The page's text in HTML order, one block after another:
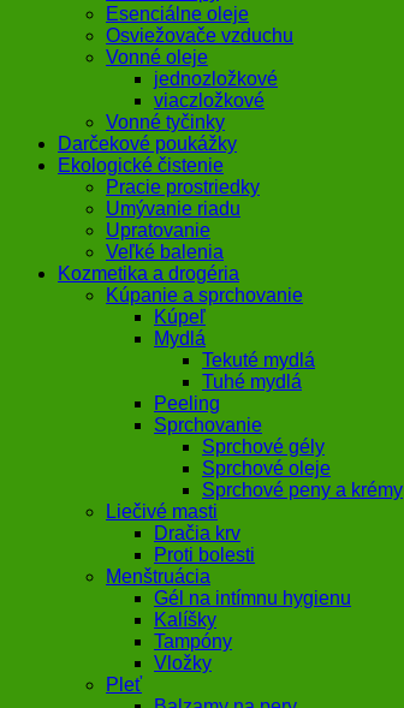
Esenciálne oleje
Osviežovače vzduchu
Vonné oleje
jednozložkové
viaczložkové
Vonné tyčinky
Darčekové poukážky
Ekologické čistenie
Pracie prostriedky
Umývanie riadu
Upratovanie
Veľké balenia
Kozmetika a drogéria
Kúpanie a sprchovanie
Kúpeľ
Mydlá
Tekuté mydlá
Tuhé mydlá
Peeling
Sprchovanie
Sprchové gély
Sprchové oleje
Sprchové peny a krémy
Liečivé masti
Dračia krv
Proti bolesti
Menštruácia
Gél na intímnu hygienu
Kalíšky
Tampóny
Vložky
Pleť